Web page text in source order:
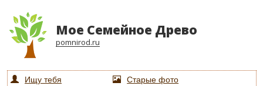
Мое Семейное Древо
pomnirod.ru
Ищу тебя
Старые фото